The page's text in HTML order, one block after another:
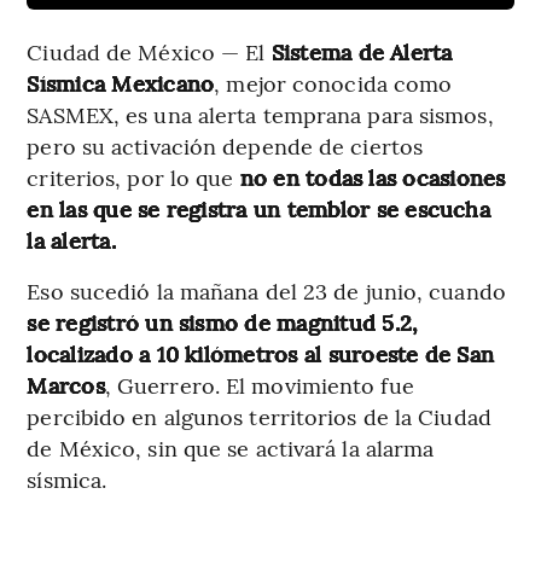
Ciudad de México — El Sistema de Alerta
Sísmica Mexicano, mejor conocida como
SASMEX, es una alerta temprana para sismos,
pero su activación depende de ciertos
criterios, por lo que no en todas las ocasiones
en las que se registra un temblor se escucha
la alerta.
Eso sucedió la mañana del 23 de junio, cuando
se registró un sismo de magnitud 5.2,
localizado a 10 kilómetros al suroeste de San
Marcos, Guerrero. El movimiento fue
percibido en algunos territorios de la Ciudad
de México, sin que se activará la alarma
sísmica.